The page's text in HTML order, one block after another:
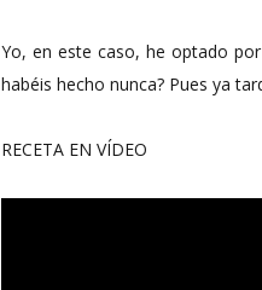
Yo, en este caso, he optado
habéis hecho nunca? Pues ya
RECETA EN VÍDEO